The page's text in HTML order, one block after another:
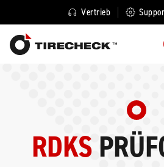
Vertrieb
RDKS